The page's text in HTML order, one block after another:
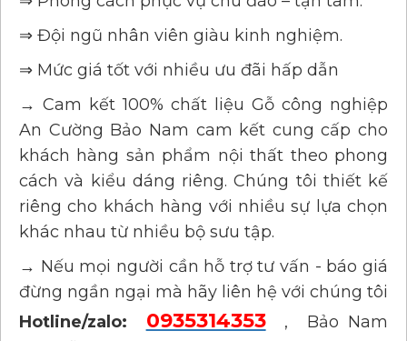
⇒ Đội ngũ nhân viên giàu kinh nghiệm.
⇒ Mức giá tốt với nhiều ưu đãi hấp dẫn
→ Cam kết 100% chất liệu Gỗ công nghiệp
An Cường Bảo Nam cam kết cung cấp cho
khách hàng sản phẩm nội thất theo phong
cách và kiểu dáng riêng. Chúng tôi thiết kế
riêng cho khách hàng với nhiều sự lựa chọn
khác nhau từ nhiều bộ sưu tập.
→ Nếu mọi người cần hỗ trợ tư vấn - báo giá
đừng ngần ngại mà hãy liên hệ với chúng tôi
Hotline/zalo:
0935314353, Bảo Nam